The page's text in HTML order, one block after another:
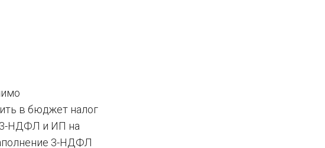
в бюджет налог
НДФЛ и ИП на
3-НДФЛ